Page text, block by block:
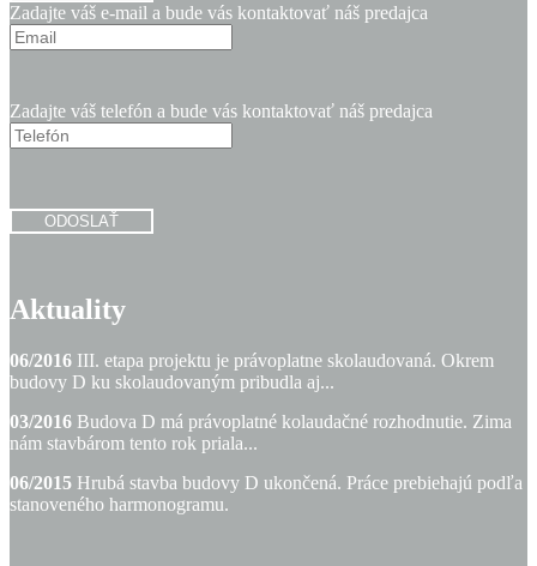
Zadajte váš e-mail a bude vás kontaktovať náš predajca
Zadajte váš telefón a bude vás kontaktovať náš predajca
ODOSLAŤ
Aktuality
06/2016 III. etapa projektu je právoplatne skolaudovaná. Okrem
budovy D ku skolaudovaným pribudla aj...
03/2016 Budova D má právoplatné kolaudačné rozhodnutie. Zima
nám stavbárom tento rok priala...
06/2015 Hrubá stavba budovy D ukončená. Práce prebiehajú podľa
stanoveného harmonogramu.